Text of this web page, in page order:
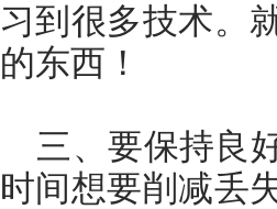
习到很多技术。
的东西！
三、要保持良
时间想要削减丢